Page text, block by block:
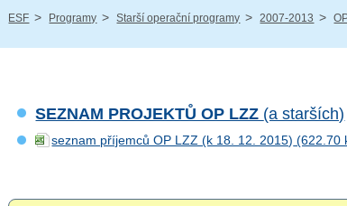
ESF / Programy / Starší operační programy / 2007-2013 /
SEZNAM PROJEKTŮ OP LZZ (a starších)
seznam příjemců OP LZZ (k 18. 12. 2015)